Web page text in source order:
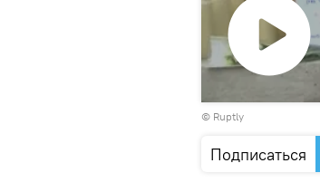
© Ruptly
Подписаться